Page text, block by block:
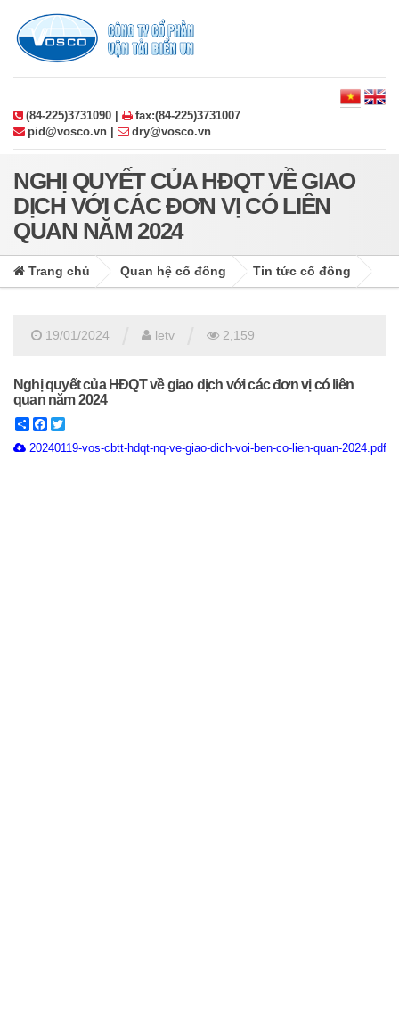
(84-225)3731090 |
fax:(84-225)3731007
pid@vosco.vn |
dry@vosco.vn
NGHỊ QUYẾT CỦA HĐQT VỀ GIAO
DỊCH VỚI CÁC ĐƠN VỊ CÓ LIÊN
QUAN NĂM 2024
Trang chủ Quan hệ cổ đông Tin tức cổ đông
19/01/2024 letv 2,159
Nghị quyết của HĐQT về giao dịch với các đơn vị có liên
quan năm 2024
ShareFacebook
20240119-vos-cbtt-hdqt-nq-ve-giao-dich-voi-ben-co-lien-quan-2024.pdf